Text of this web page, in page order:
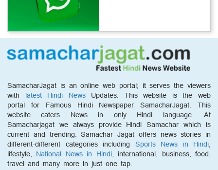
SamacharJagat is an online web portal; it serves the viewers
with latest Hindi NewsUpdates. This website is the web
portal for Famous Hindi Newspaper SamacharJagat. This
website caters News in only Hindi language. At
Samacharjagat we always provide Hindi Samachar which is
current and trending. Samachar Jagat offers news stories in
different-different categories including Sports News in Hindi,
lifestyle, National News in Hindi, international, business, food,
travel and many more in just one tap.